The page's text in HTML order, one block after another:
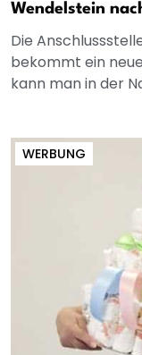
Wendelstein
Die
bekommt ein
kann man in der
WERBUNG